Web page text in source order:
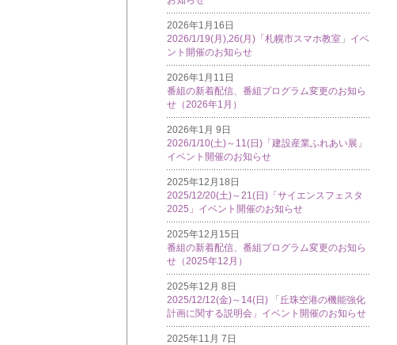
2026年1月16日
2026/1/19(月),26(月)「札幌市スマホ教室」イベ
ント開催のお知らせ
2026年1月11日
番組の新着配信、番組プログラム変更のお知ら
せ（2026年1月）
2026年1月 9日
2026/1/10(土)～11(日)「建設産業ふれあい展」
イベント開催のお知らせ
2025年12月18日
2025/12/20(土)～21(日)「サイエンスフェスタ
2025」イベント開催のお知らせ
2025年12月15日
番組の新着配信、番組プログラム変更のお知ら
せ（2025年12月）
2025年12月 8日
2025/12/12(金)～14(日) 「丘珠空港の機能強化
計画に関する説明会」イベント開催のお知らせ
2025年11月 7日